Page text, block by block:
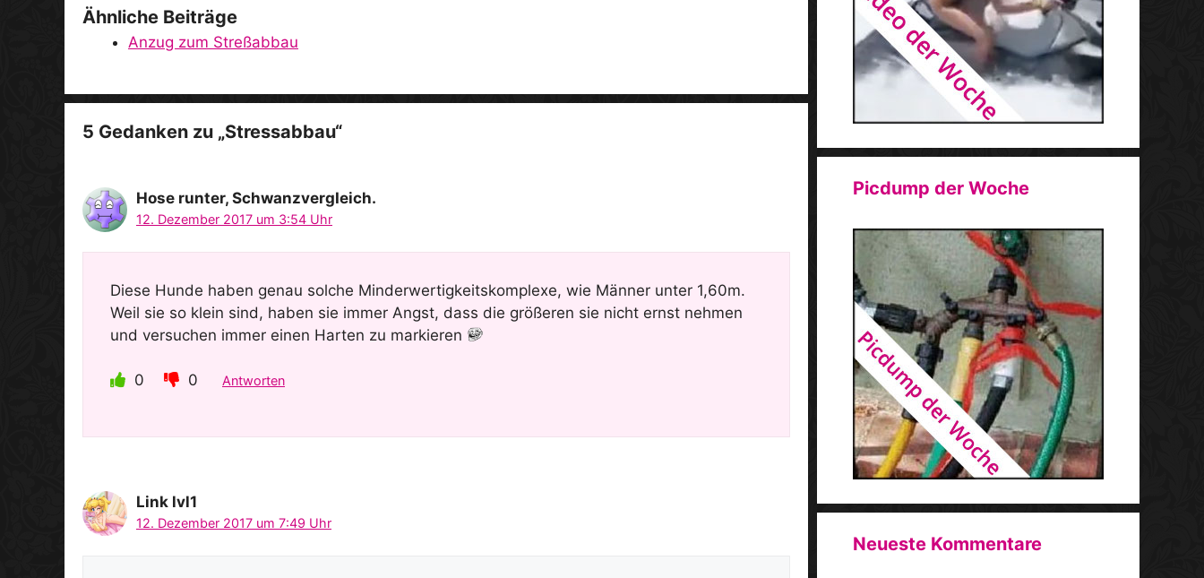
d
Ähnliche Beiträge
Anzug zum Streßabbau
5 Gedanken zu „Stressabbau“
Hose runter, SchwanzvergIeich.
12. Dezember 2017 um 3:54 Uhr
Diese Hunde haben genau solche Minderwertigkeitskomplexe, wie Männer unter 1,60m.
Weil sie so klein sind, haben sie immer Angst, dass die größeren sie nicht ernst nehmen
und versuchen immer einen Harten zu markieren
0 0 Antworten
Link lvl1
12. Dezember 2017 um 7:49 Uhr
Picdump der Woche
Neueste Kommentare